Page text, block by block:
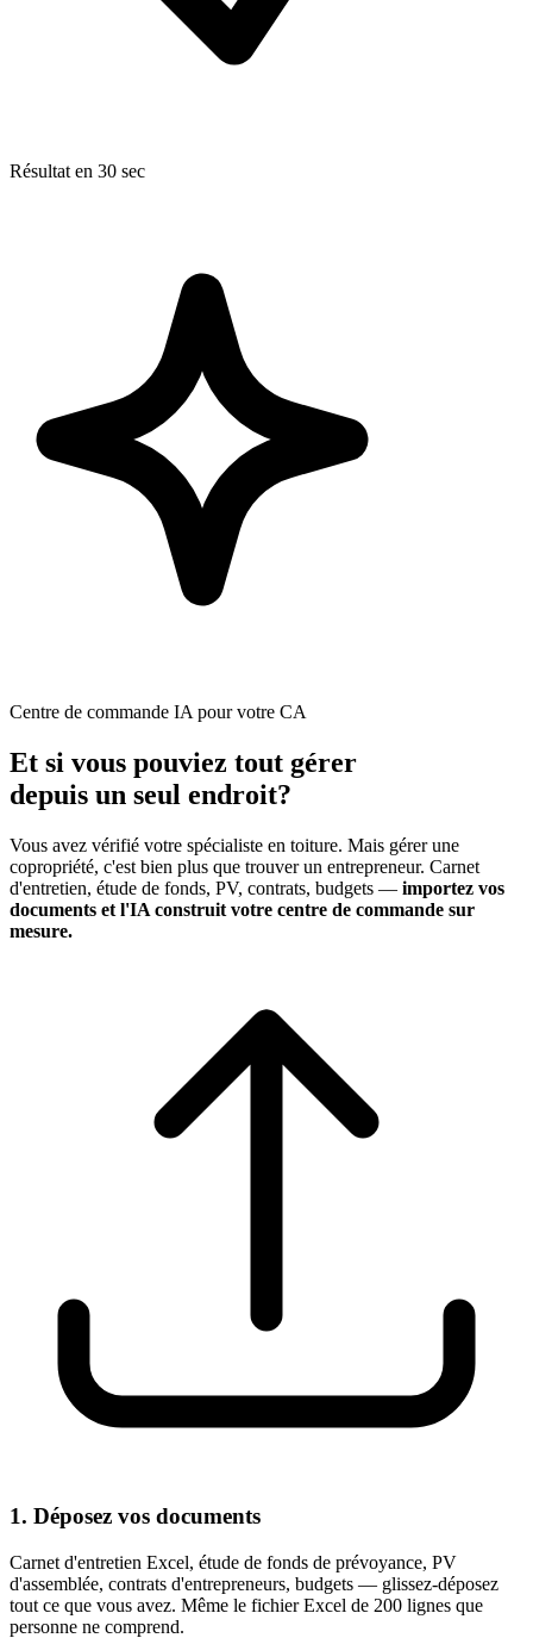
Résultat en 30 sec
Centre de commande IA pour votre CA
Et si vous pouviez tout gérer
depuis un seul endroit?
Vous avez vérifié votre spécialiste en toiture. Mais gérer une
copropriété, c'est bien plus que trouver un entrepreneur. Carnet
d'entretien, étude de fonds, PV, contrats, budgets — importez vos
documents et l'IA construit votre centre de commande sur
mesure.
1. Déposez vos documents
Carnet d'entretien Excel, étude de fonds de prévoyance, PV
d'assemblée, contrats d'entrepreneurs, budgets — glissez-déposez
tout ce que vous avez. Même le fichier Excel de 200 lignes que
personne ne comprend.